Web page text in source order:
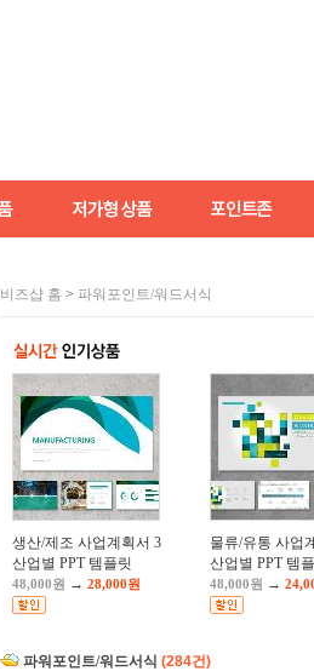
비즈샵 홈 > 파워포인트/워드서식
생산/제조 사업계획서 3
산업별 PPT 템플릿
48,000원 → 28,000원
물류/유통 사업
산업별 PPT 템
48,000원 →
파워포인트/워드서식 (284건)